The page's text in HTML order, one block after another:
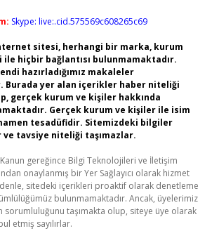
Skype: live:.cid.575569c608265c69
sitesi, herhangi bir marka, kurum
ile hiçbir bağlantısı bulunmamaktadır.
hazırladığımız makaleler
Burada yer alan içerikler haber niteliği
gerçek kurum ve kişiler hakkında
Gerçek kurum ve kişiler ile isim
tesadüfidir. Sitemizdeki bilgiler
tavsiye niteliği taşımazlar.
Kanun gereğince Bilgi Teknolojileri ve İletişim
onaylanmış bir Yer Sağlayıcı olarak hizmet
sitedeki içerikleri proaktif olarak denetleme
bulunmamaktadır. Ancak, üyelerimiz
sorumluluğunu taşımakta olup, siteye üye olarak
etmiş sayılırlar.